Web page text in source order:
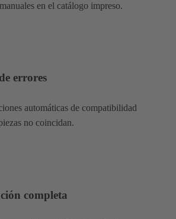
en el catálogo impreso.
errores
automáticas de compatibilidad
no coincidan.
completa